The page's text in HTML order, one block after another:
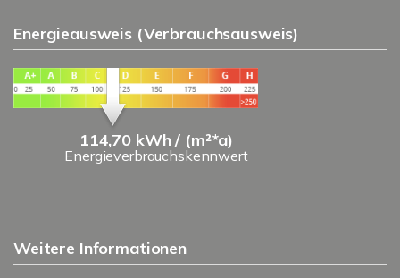
Energieausweis (Verbrauchsausweis)
114,70 kWh / (m²*a)
Energieverbrauchskennwert
Weitere Informationen